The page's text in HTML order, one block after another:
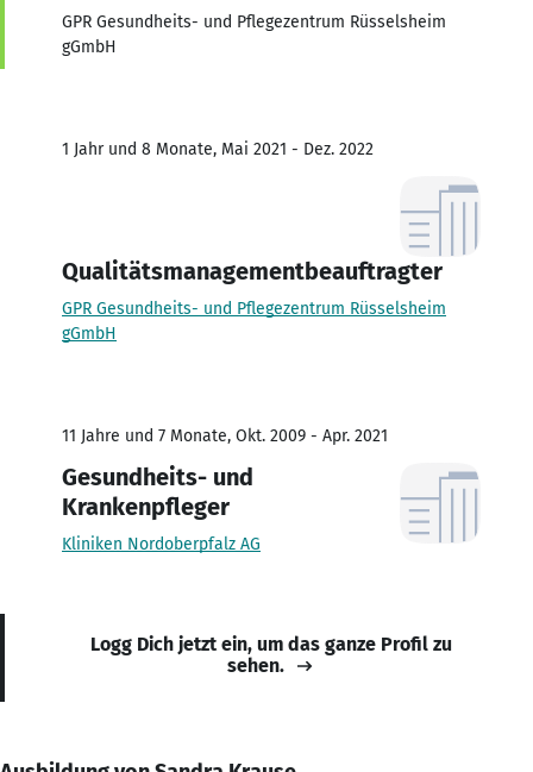
GPR Gesundheits- und Pflegezentrum Rüsselsheim
gGmbH
1 Jahr und 8 Monate, Mai 2021 - Dez. 2022
Qualitätsmanagementbeauftragter
GPR Gesundheits- und Pflegezentrum Rüsselsheim
gGmbH
11 Jahre und 7 Monate, Okt. 2009 - Apr. 2021
Gesundheits- und
Krankenpfleger
Kliniken Nordoberpfalz AG
Logg Dich jetzt ein, um das ganze Profil zu
sehen.